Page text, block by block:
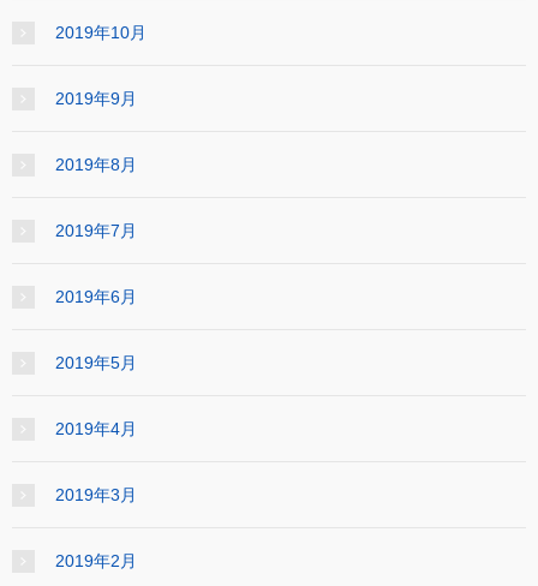
2019年10月
2019年9月
2019年8月
2019年7月
2019年6月
2019年5月
2019年4月
2019年3月
2019年2月